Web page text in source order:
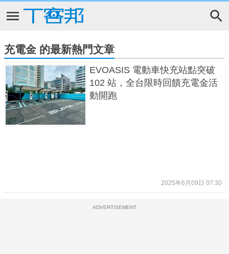
充電金 的最新熱門文章
EVOASIS 電動車快充站點突破
102 站，全台限時回饋充電金活
動開跑
2025年6月09日 07:30
ADVERTISEMENT